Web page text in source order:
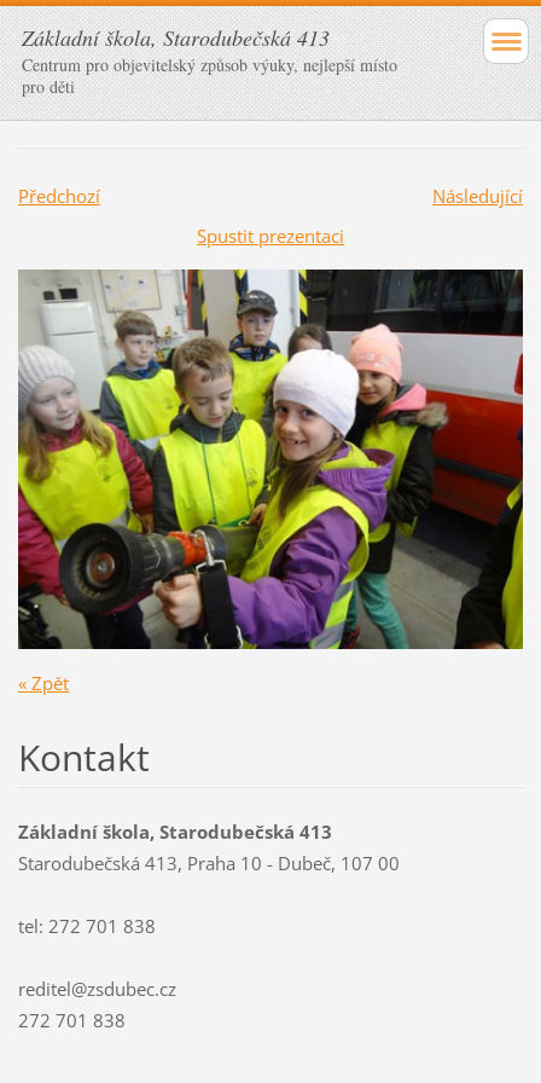
Základní škola, Starodubečská 413
Centrum pro objevitelský způsob výuky, nejlepší místo
pro děti
Předchozí
Následující
Spustit prezentaci
« Zpět
Kontakt
Základní škola, Starodubečská 413
Starodubečská 413, Praha 10 - Dubeč, 107 00
tel: 272 701 838
reditel@zsdubec.cz
272 701 838